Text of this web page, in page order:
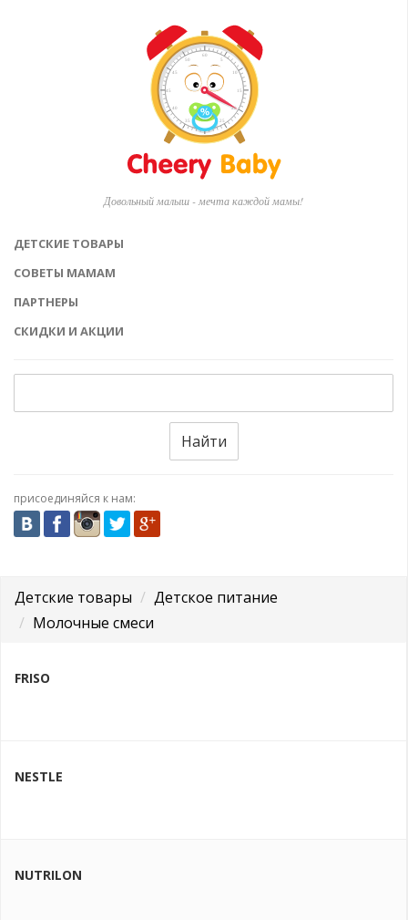
Довольный малыш - мечта каждой мамы!
ДЕТСКИЕ ТОВАРЫ
СОВЕТЫ МАМАМ
ПАРТНЕРЫ
СКИДКИ И АКЦИИ
Найти
присоединяйся к нам:
Детские товары
Детское питание
Молочные смеси
FRISO
NESTLE
NUTRILON